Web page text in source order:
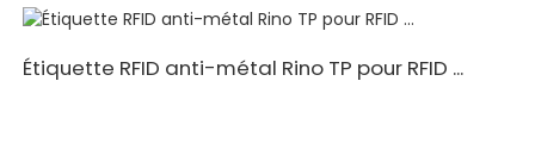
Étiquette RFID anti-métal Rino TP pour RFID ...